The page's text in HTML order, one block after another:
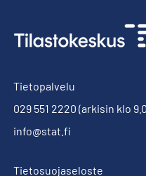
Tietopalvelu
029 551 2220 (arkisin klo
info@stat.fi
Tietosuojaseloste